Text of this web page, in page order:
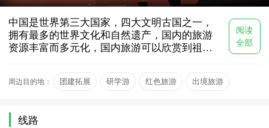
中国是世界第三大国家，四大文明古国之一，
拥有最多的世界文化和自然遗产，国内的旅游
资源丰富而多元化，国内旅游可以欣赏到祖国
烂的文化历史。
阅读
全部
周边目的地： 团建拓展 研学游 红色旅游 出境旅游
线路